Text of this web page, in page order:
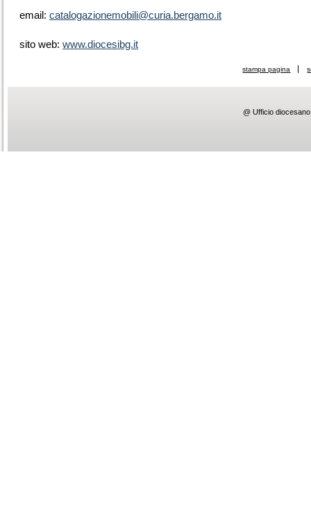
email: catalogazionemobili@curia.bergamo.it
sito web: www.diocesibg.it
stampa pagina
@ Ufficio